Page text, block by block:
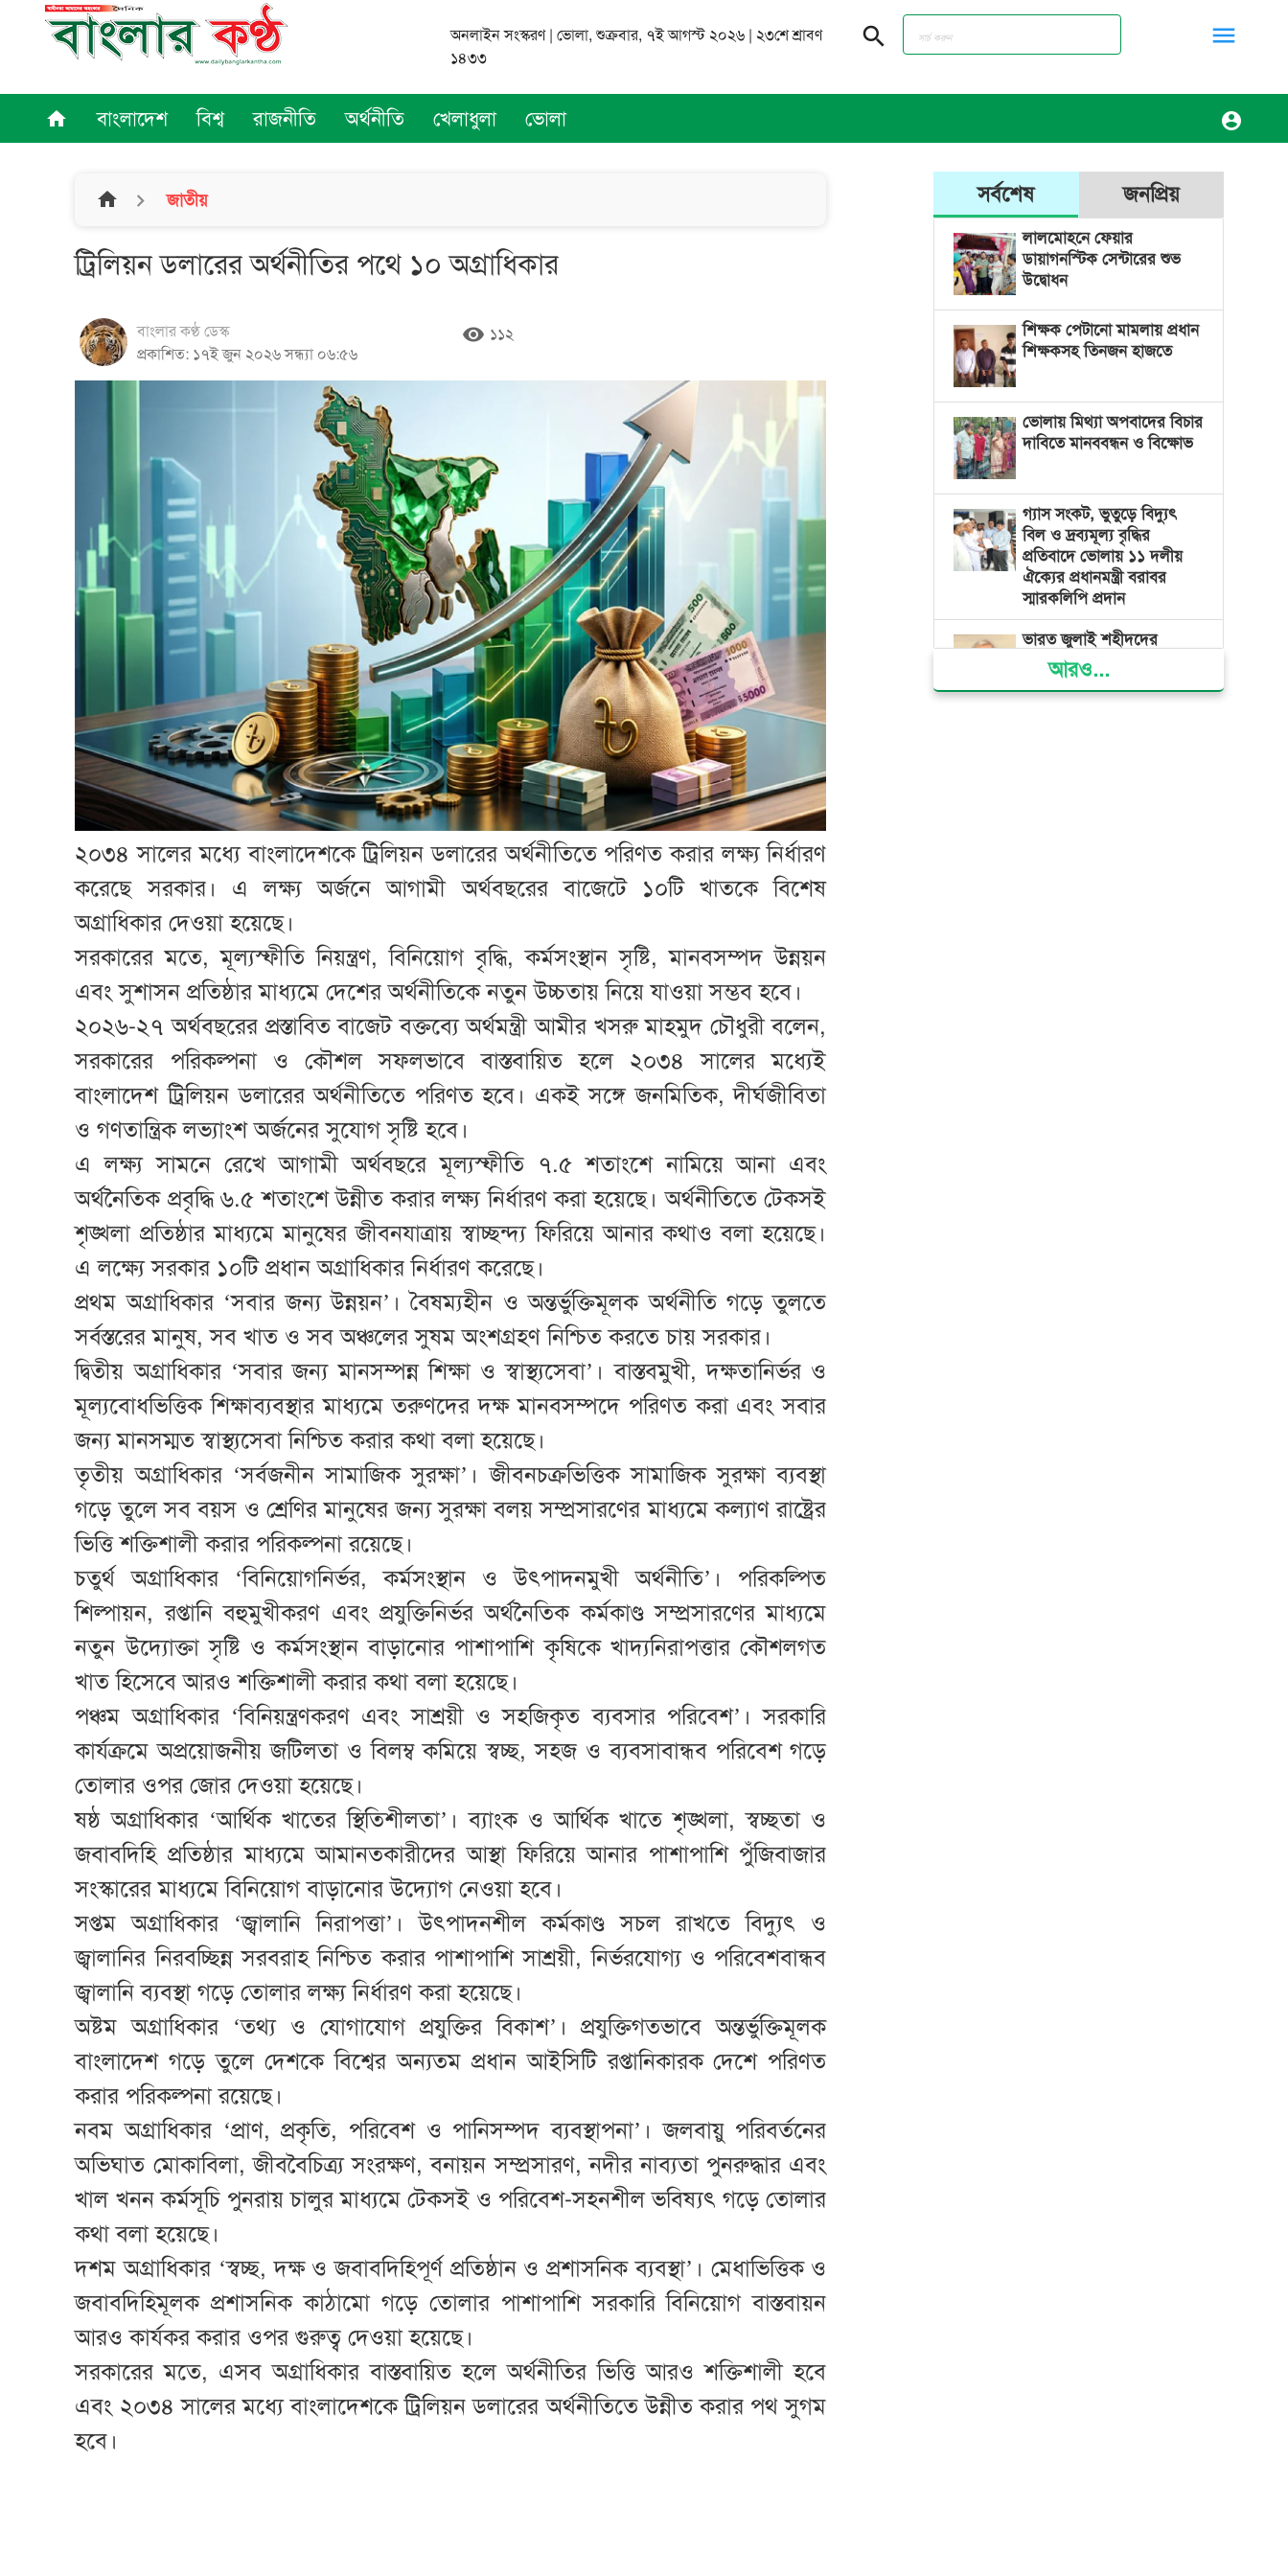
অনলাইন সংস্করণ | ভোলা, শুক্রবার, ৭ই আগস্ট ২০২৬ | ২৩শে শ্রাবণ
১৪৩৩
search menu
account_circle
home বাংলাদেশ বিশ্ব রাজনীতি অর্থনীতি খেলাধুলা ভোলা
home জাতীয়
ট্রিলিয়ন ডলারের অর্থনীতির পথে ১০ অগ্রাধিকার
বাংলার কণ্ঠ ডেস্ক
প্রকাশিত: ১৭ই জুন ২০২৬ সন্ধ্যা ০৬:৫৬
remove_red_eye ১১২
২০৩৪ সালের মধ্যে বাংলাদেশকে ট্রিলিয়ন ডলারের অর্থনীতিতে পরিণত করার লক্ষ্য নির্ধারণ
করেছে সরকার। এ লক্ষ্য অর্জনে আগামী অর্থবছরের বাজেটে ১০টি খাতকে বিশেষ
অগ্রাধিকার দেওয়া হয়েছে।
সরকারের মতে, মূল্যস্ফীতি নিয়ন্ত্রণ, বিনিয়োগ বৃদ্ধি, কর্মসংস্থান সৃষ্টি, মানবসম্পদ উন্নয়ন
এবং সুশাসন প্রতিষ্ঠার মাধ্যমে দেশের অর্থনীতিকে নতুন উচ্চতায় নিয়ে যাওয়া সম্ভব হবে।
২০২৬-২৭ অর্থবছরের প্রস্তাবিত বাজেট বক্তব্যে অর্থমন্ত্রী আমীর খসরু মাহমুদ চৌধুরী বলেন,
সরকারের পরিকল্পনা ও কৌশল সফলভাবে বাস্তবায়িত হলে ২০৩৪ সালের মধ্যেই
বাংলাদেশ ট্রিলিয়ন ডলারের অর্থনীতিতে পরিণত হবে। একই সঙ্গে জনমিতিক, দীর্ঘজীবিতা
ও গণতান্ত্রিক লভ্যাংশ অর্জনের সুযোগ সৃষ্টি হবে।
এ লক্ষ্য সামনে রেখে আগামী অর্থবছরে মূল্যস্ফীতি ৭.৫ শতাংশে নামিয়ে আনা এবং
অর্থনৈতিক প্রবৃদ্ধি ৬.৫ শতাংশে উন্নীত করার লক্ষ্য নির্ধারণ করা হয়েছে। অর্থনীতিতে টেকসই
শৃঙ্খলা প্রতিষ্ঠার মাধ্যমে মানুষের জীবনযাত্রায় স্বাচ্ছন্দ্য ফিরিয়ে আনার কথাও বলা হয়েছে।
এ লক্ষ্যে সরকার ১০টি প্রধান অগ্রাধিকার নির্ধারণ করেছে।
প্রথম অগ্রাধিকার ‘সবার জন্য উন্নয়ন’। বৈষম্যহীন ও অন্তর্ভুক্তিমূলক অর্থনীতি গড়ে তুলতে
সর্বস্তরের মানুষ, সব খাত ও সব অঞ্চলের সুষম অংশগ্রহণ নিশ্চিত করতে চায় সরকার।
দ্বিতীয় অগ্রাধিকার ‘সবার জন্য মানসম্পন্ন শিক্ষা ও স্বাস্থ্যসেবা’। বাস্তবমুখী, দক্ষতানির্ভর ও
মূল্যবোধভিত্তিক শিক্ষাব্যবস্থার মাধ্যমে তরুণদের দক্ষ মানবসম্পদে পরিণত করা এবং সবার
জন্য মানসম্মত স্বাস্থ্যসেবা নিশ্চিত করার কথা বলা হয়েছে।
তৃতীয় অগ্রাধিকার ‘সর্বজনীন সামাজিক সুরক্ষা’। জীবনচক্রভিত্তিক সামাজিক সুরক্ষা ব্যবস্থা
গড়ে তুলে সব বয়স ও শ্রেণির মানুষের জন্য সুরক্ষা বলয় সম্প্রসারণের মাধ্যমে কল্যাণ রাষ্ট্রের
ভিত্তি শক্তিশালী করার পরিকল্পনা রয়েছে।
চতুর্থ অগ্রাধিকার ‘বিনিয়োগনির্ভর, কর্মসংস্থান ও উৎপাদনমুখী অর্থনীতি’। পরিকল্পিত
শিল্পায়ন, রপ্তানি বহুমুখীকরণ এবং প্রযুক্তিনির্ভর অর্থনৈতিক কর্মকাণ্ড সম্প্রসারণের মাধ্যমে
নতুন উদ্যোক্তা সৃষ্টি ও কর্মসংস্থান বাড়ানোর পাশাপাশি কৃষিকে খাদ্যনিরাপত্তার কৌশলগত
খাত হিসেবে আরও শক্তিশালী করার কথা বলা হয়েছে।
পঞ্চম অগ্রাধিকার ‘বিনিয়ন্ত্রণকরণ এবং সাশ্রয়ী ও সহজিকৃত ব্যবসার পরিবেশ’। সরকারি
কার্যক্রমে অপ্রয়োজনীয় জটিলতা ও বিলম্ব কমিয়ে স্বচ্ছ, সহজ ও ব্যবসাবান্ধব পরিবেশ গড়ে
তোলার ওপর জোর দেওয়া হয়েছে।
ষষ্ঠ অগ্রাধিকার ‘আর্থিক খাতের স্থিতিশীলতা’। ব্যাংক ও আর্থিক খাতে শৃঙ্খলা, স্বচ্ছতা ও
জবাবদিহি প্রতিষ্ঠার মাধ্যমে আমানতকারীদের আস্থা ফিরিয়ে আনার পাশাপাশি পুঁজিবাজার
সংস্কারের মাধ্যমে বিনিয়োগ বাড়ানোর উদ্যোগ নেওয়া হবে।
সপ্তম অগ্রাধিকার ‘জ্বালানি নিরাপত্তা’। উৎপাদনশীল কর্মকাণ্ড সচল রাখতে বিদ্যুৎ ও
জ্বালানির নিরবচ্ছিন্ন সরবরাহ নিশ্চিত করার পাশাপাশি সাশ্রয়ী, নির্ভরযোগ্য ও পরিবেশবান্ধব
জ্বালানি ব্যবস্থা গড়ে তোলার লক্ষ্য নির্ধারণ করা হয়েছে।
অষ্টম অগ্রাধিকার ‘তথ্য ও যোগাযোগ প্রযুক্তির বিকাশ’। প্রযুক্তিগতভাবে অন্তর্ভুক্তিমূলক
বাংলাদেশ গড়ে তুলে দেশকে বিশ্বের অন্যতম প্রধান আইসিটি রপ্তানিকারক দেশে পরিণত
করার পরিকল্পনা রয়েছে।
নবম অগ্রাধিকার ‘প্রাণ, প্রকৃতি, পরিবেশ ও পানিসম্পদ ব্যবস্থাপনা’। জলবায়ু পরিবর্তনের
অভিঘাত মোকাবিলা, জীববৈচিত্র্য সংরক্ষণ, বনায়ন সম্প্রসারণ, নদীর নাব্যতা পুনরুদ্ধার এবং
খাল খনন কর্মসূচি পুনরায় চালুর মাধ্যমে টেকসই ও পরিবেশ-সহনশীল ভবিষ্যৎ গড়ে তোলার
কথা বলা হয়েছে।
দশম অগ্রাধিকার ‘স্বচ্ছ, দক্ষ ও জবাবদিহিপূর্ণ প্রতিষ্ঠান ও প্রশাসনিক ব্যবস্থা’। মেধাভিত্তিক ও
জবাবদিহিমূলক প্রশাসনিক কাঠামো গড়ে তোলার পাশাপাশি সরকারি বিনিয়োগ বাস্তবায়ন
আরও কার্যকর করার ওপর গুরুত্ব দেওয়া হয়েছে।
সরকারের মতে, এসব অগ্রাধিকার বাস্তবায়িত হলে অর্থনীতির ভিত্তি আরও শক্তিশালী হবে
এবং ২০৩৪ সালের মধ্যে বাংলাদেশকে ট্রিলিয়ন ডলারের অর্থনীতিতে উন্নীত করার পথ সুগম
হবে।
সর্বশেষ জনপ্রিয়
লালমোহনে ফেয়ার
ডায়াগনস্টিক সেন্টারের শুভ
উদ্বোধন
শিক্ষক পেটানো মামলায় প্রধান
শিক্ষকসহ তিনজন হাজতে
ভোলায় মিথ্যা অপবাদের বিচার
দাবিতে মানববন্ধন ও বিক্ষোভ
গ্যাস সংকট, ভুতুড়ে বিদ্যুৎ
বিল ও দ্রব্যমূল্য বৃদ্ধির
প্রতিবাদে ভোলায় ১১ দলীয়
ঐক্যের প্রধানমন্ত্রী বরাবর
স্মারকলিপি প্রদান
ভারত জুলাই শহীদদের
অসম্মান করেছে: রিজভী
আরও...